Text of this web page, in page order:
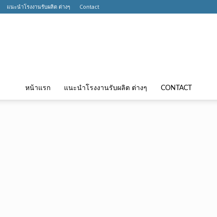
แนะนำโรงงานรับผลิต ต่างๆ Contact
หน้าแรก แนะนำโรงงานรับผลิต ต่างๆ CONTACT